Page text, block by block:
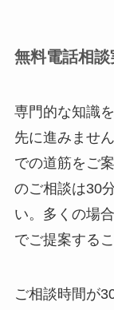
無料電話相談
専門的な知識
先に進みませ
での道筋をご
のご相談は30
い。多くの場
でご提案する
ご相談時間が